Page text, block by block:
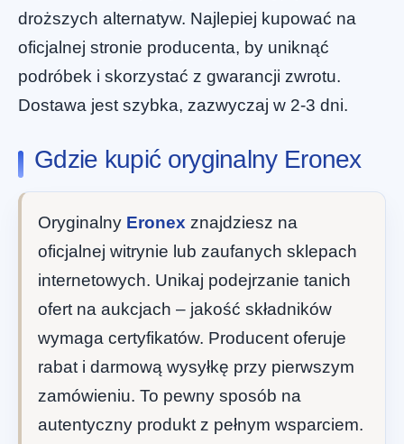
droższych alternatyw. Najlepiej kupować na
oficjalnej stronie producenta, by uniknąć
podróbek i skorzystać z gwarancji zwrotu.
Dostawa jest szybka, zazwyczaj w 2-3 dni.
Gdzie kupić oryginalny Eronex
Oryginalny Eronex znajdziesz na
oficjalnej witrynie lub zaufanych sklepach
internetowych. Unikaj podejrzanie tanich
ofert na aukcjach – jakość składników
wymaga certyfikatów. Producent oferuje
rabat i darmową wysyłkę przy pierwszym
zamówieniu. To pewny sposób na
autentyczny produkt z pełnym wsparciem.